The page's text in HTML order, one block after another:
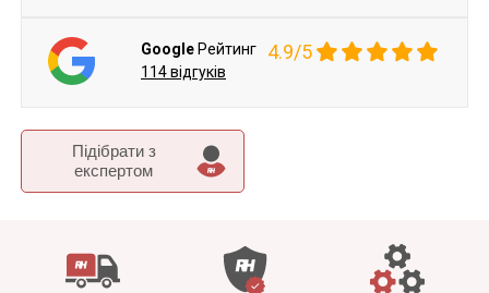
Підібрати з
експертом
Google Рейтинг 4.9/5
114 відгуків